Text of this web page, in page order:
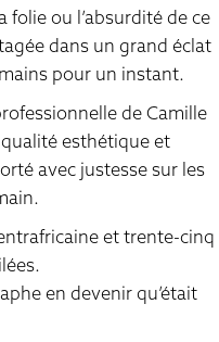
ou l’absurdité de ce
dans un grand éclat
pour un instant.
de Camille
esthétique et
avec justesse sur les
et trente-cinq
en devenir qu’était